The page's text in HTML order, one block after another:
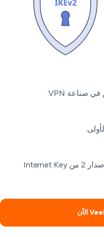
الاستقرار هو المكان الذي يتألق فيه الإصدار 2 من Internet Key